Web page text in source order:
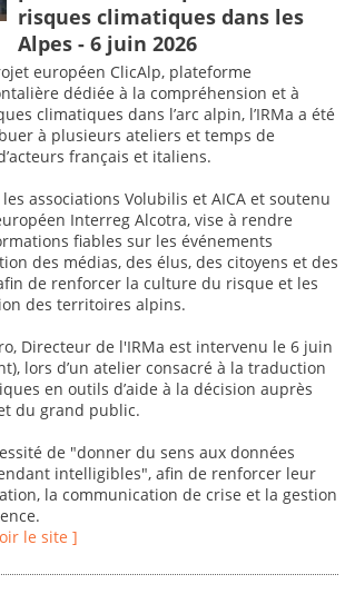
risques climatiques dans les
Alpes - 6 juin 2026
européen ClicAlp, plateforme
dédiée à la compréhension et à
climatiques dans l’arc alpin, l’IRMa a été
à plusieurs ateliers et temps de
français et italiens.
associations Volubilis et AICA et soutenu
Interreg Alcotra, vise à rendre
fiables sur les événements
des médias, des élus, des citoyens et des
de renforcer la culture du risque et les
des territoires alpins.
Directeur de l'IRMa est intervenu le 6 juin
lors d’un atelier consacré à la traduction
en outils d’aide à la décision auprès
du grand public.
de "donner du sens aux données
intelligibles", afin de renforcer leur
la communication de crise et la gestion
le site ]